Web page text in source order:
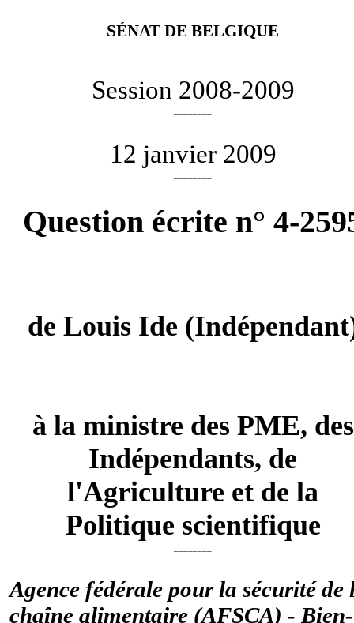
SÉNAT DE BELGIQUE
Session 2008-2009
12 janvier 2009
Question écrite n° 4-
de Louis Ide
à la ministre des PME, des
Indépendants, de
l'Agriculture et de la
Politique scientifique
Agence fédérale pour la sécurité de
chaîne alimentaire (AFSCA) - Bien-